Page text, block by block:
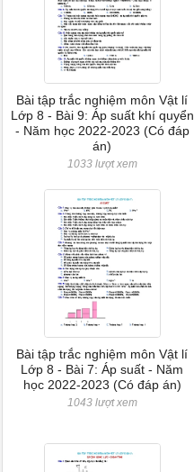
Bài tập trắc nghiệm môn Vật lí
Lớp 8 - Bài 9: Áp suất khí quyển
- Năm học 2022-2023 (Có đáp
án)
1033 lượt xem
Bài tập trắc nghiệm môn Vật lí
Lớp 8 - Bài 7: Áp suất - Năm
học 2022-2023 (Có đáp án)
1043 lượt xem